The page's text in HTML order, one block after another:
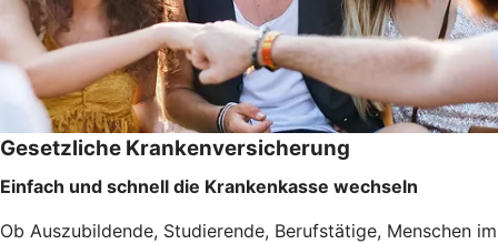
Gesetzliche Krankenversicherung
Einfach und schnell die Krankenkasse wechseln
Ob Auszubildende, Studierende, Berufstätige, Menschen im